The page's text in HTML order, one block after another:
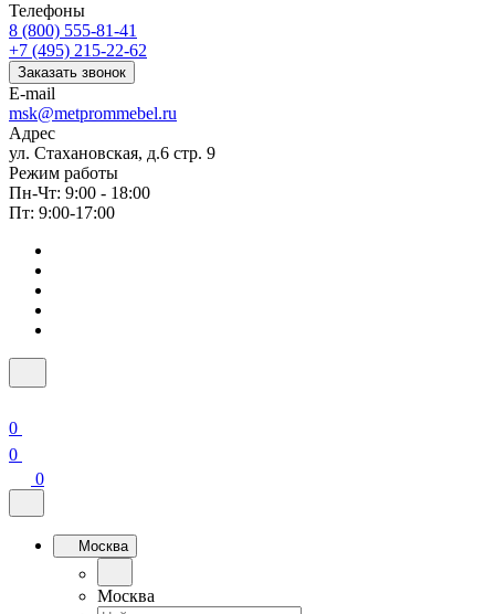
Телефоны
8 (800) 555-81-41
+7 (495) 215-22-62
Заказать звонок
E-mail
msk@metprommebel.ru
Адрес
ул. Стахановская, д.6 стр. 9
Режим работы
Пн-Чт: 9:00 - 18:00
Пт: 9:00-17:00
0
0
0
Москва
Москва